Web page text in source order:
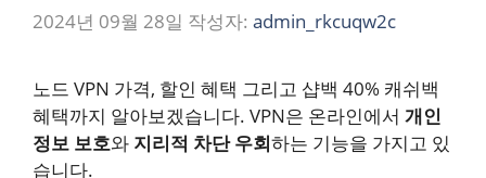
2024년 09월 28일 작성자: admin_rkcuqw2c
노드 VPN 가격, 할인 혜택 그리고 샵백 40% 캐쉬백
혜택까지 알아보겠습니다. VPN은 온라인에서 개인
정보 보호와 지리적 차단 우회하는 기능을 가지고 있
습니다.